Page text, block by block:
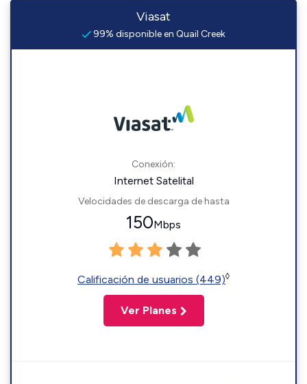
Viasat
99% disponible en Quail Creek
Conexión:
Internet Satelital
Velocidades de descarga de hasta
150Mbps
Calificación de usuarios (449)◊
Ver Planes